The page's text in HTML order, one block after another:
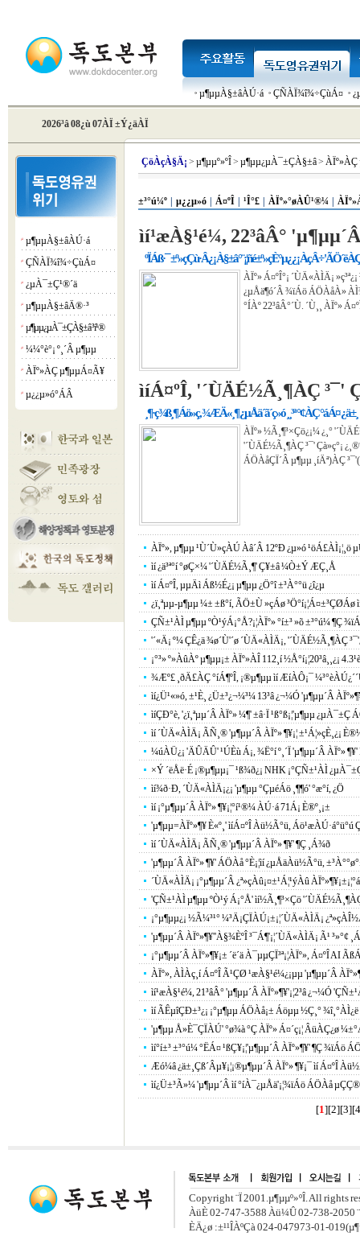
µ¶µµÀ§±âÀÚ·á ÇÑÀÏ¾î¾÷ÇùÁ¤
2026³â 08¿ù 07ÀÏ ±Ý¿äÀÏ
¡á µ¶µµÀ§±âÀÚ·á
¡á ÇÑÀÏ¾î¾÷ÇùÁ¤
¡á ¿µÀ¯±Ç¹®´ä
¡á µ¶µµÀ§±âÄ®·³
¡á µ¶µµ¿µÀ¯±ÇÀ§±â ³í¹®
¡á ¼¼°è°¡ º¸´Â µ¶µµ
¡á ÀÏº»ÀÇ µ¶µµÁ¤Ã¥
¡á µ¿¿µ»ó°­ÁÂ
ÇöÀçÀ§Ä¡ > µ¶µµº»ºÎ> µ¶µµ¿µÀ¯±ÇÀ§±â> ÀÏº»ÀÇ
±³°ú¼º| µ¿¿µ»ó| Á¤ºÎ| ¹Î°£| ÀÏº»°øÀÛ¹®¼­|
ìí¹æÀ§¹é¼­, 22³âÂ°
ºÏÁß·¯ ±º»çÇù·Â¿¡ À§±â°¨¡¦ñé±º»çÈ°µ¿¿¡ ÀçÂ÷
ÀÏº» Á¤ºÎ°¡ ´ÙÄ«ÀÌÄ¡
¿µÅä¶ó´Â ¾ïÁö ÁÖÀåÀ»
°ÍÀº 22³âÂ°´Ù. ´Ù¸¸ ÀÏº»
ìíÁ¤ºÎ, '´ÙÄÉ½Ã¸¶ÀÇ ³¯'
¸¶·ç¾ß¸¶ Áö»ç, ¾ÆÄ«¸¶ ¿µÅä´ã´ç»ó ¸¸³ª °¢ÀÇ °áÁ¤ ¿ä±¸
ÀÏº» ½Ã¸¶³×Çö¿¡¼­ ¿­¸°
'´ÙÄÉ½Ã¸¶ÀÇ ³¯' Çà»ç°¡
ÁÖÀåÇÏ´Â µ¶µµ ¸íÄª)ÀÇ
ÀÏº», µ¶µµ ¹Ù´Ù»çÀÚ Àâ´Â 12ºÐ ¿µ»ó ¹öÁ£ÀÌ¡¦¸ö
ìí ¿ä³ª°í °øÇ×¼­ '´ÙÄÉ½Ã¸¶' Ç¥±â ¼Ò±Ý ÆÇ¸Å
ìí Á¤ºÎ, µµÄì Áß½É¿¡ µ¶µµ ¿Ö°î ±³À°°ü ¿î¿µ
¿ï¸ªµµ-µ¶µµ ¼± ±ß°í, ÃÖ±Ù »çÁø ³Ö°í¡¦Á¤±³ÇØÁø
ÇÑ±¹ÀÌ µ¶µµ ºÒ¹ýÁ¡°Å?¡¦ÀÏº» °í±³ »õ ±³°ú¼­ ¶Ç
'´«Ä¡ º¼ ÇÊ¿ä ¾ø´Ù'´ø ´ÙÄ«ÀÌÄ¡, '´ÙÄÉ½Ã¸¶ÀÇ
¡°³» º»ÀûÀº µ¶µµ¡± ÀÏº»ÀÎ 112¸í ½Å°í¡¦20³â¸¸¿¡
¾Æº£ ¸ðÄ£ÀÇ °íÁ¶ºÎ, ¡®µ¶µµ ìí ÆíÀÔ¡¯
ìí¿Ü¹«»ó, ±¹È¸ ¿Ü±³¿¬¼³¼­ 13³â ¿¬¼Ó 'µ¶µµ´Â
ìíÇÐ°è, '¿ï¸ªµµ´Â ÀÏº» ¼¶' ±â·Ï ¹ß°ß¡¦'µ¶µµ ¿µÀ¯±Ç
ìí ´ÙÄ«ÀÌÄ¡ ÃÑ¸® 'µ¶µµ´Â ÀÏº» ¶¥¡¦ ±¹Á¦»çÈ¸¿¡
¼úÀÜ¿¡ 'ÄÛÄÛ' ¹ÚÈù Á¡, ¾Ë°í º¸´Ï 'µ¶µµ´Â ÀÏº» ¶¥'
×Ý ´ëÅë·É ¡®µ¶µµ¡¯ ¹ß¾ð¿¡ NHK ¡°ÇÑ±¹ÀÌ
ìí¾ð·Ð, ´ÙÄ«ÀÌÄ¡¿¡ 'µ¶µµ °ÇµéÁö ¸¶¶ó' °æ°í, ¿Ö
ìí ¡°µ¶µµ´Â ÀÏº» ¶¥¡¦°í¹®¼­ ÀÚ·á 71Á¡ È®º¸¡±
'µ¶µµ=ÀÏº»¶¥ È«º¸' ìíÁ¤ºÎ Àü½Ã°ü, Áö¹æÀÚ·á°ü°ú
ìí ´ÙÄ«ÀÌÄ¡ ÃÑ¸® 'µ¶µµ´Â ÀÏº» ¶¥' ¶Ç ¸Á¾ð
'µ¶µµ´Â ÀÏº» ¶¥' ÁÖÀå °­È­¡¦ìí ¿µÅäÀü½Ã°ü,
´ÙÄ«ÀÌÄ¡ ¡°µ¶µµ´Â ¿ª»çÀû¡¤±¹Á¦¹ýÀû
'ÇÑ±¹ÀÌ µ¶µµ ºÒ¹ý Á¡°Å' ìí½Ã¸¶³×Çö
¡°µ¶µµ¿¡ ½Ã¼³¹° ¼³Ä¡ÇÏÀÚ¡±¡¦´ÙÄ«ÀÌÄ¡
'µ¶µµ´Â ÀÏº»¶¥''À§¾ÈºÎ ³¯Á¶'¡¦´ÙÄ«ÀÌÄ¡ Ã¹ ³»°¢
¡°µ¶µµ´Â ÀÏº»¶¥¡± ´ë´ä À¯µµÇÏ³ª¡¦ÀÏº», Á¤ºÎ AI
ÀÏº», ÀÌÀç¸í Á¤ºÎ Ã¹ÇØ ¹æÀ§¹é¼­¿¡µµ 'µ¶µµ´Â
ìí¹æÀ§¹é¼­, 21³âÂ° 'µ¶µµ´Â ÀÏº»¶¥'¡¦2³â ¿¬¼Ó
ìí ÃÊµîÇÐ±³¿¡ ¡°µ¶µµ ÁÖÀå¡± Áöµµ ½Ç¸°
'µ¶µµ Å»È¯ÇÏÀÚ' °ø¾à °Ç ÀÏº» Á¤´ç¡¦ ÂüÀÇ¿ø
ìí°í±³ ±³°ú¼­ °ËÁ¤ ¹ßÇ¥¡¦'µ¶µµ´Â ÀÏº»¶¥' ¶Ç ¾ïÁö
Æó¼â ¿ä±¸Çß´Âµ¥¡¦¡®µ¶µµ´Â ÀÏº» ¶¥¡¯ ìí Á¤ºÎ
ìí¿Ü±³Ã»¼­ 'µ¶µµ´Â ìí °íÀ¯¿µÅä'¡¦¾ïÁö ÁÖÀå
[1][2][3][4
Copyright ¨Ï 2001.µ¶µµº»ºÎ. All rights
ÀüÈ­ 02-747-3588 Àü¼Û 02-738-2050
ÈÄ¿ø :±¹¹ÎÀºÇà 024-047973-01-